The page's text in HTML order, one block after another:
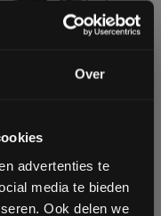
Over
advertenties te
media te bieden
Ook delen we
Deal -
3 werkdagen
volgende
op de hoogte te